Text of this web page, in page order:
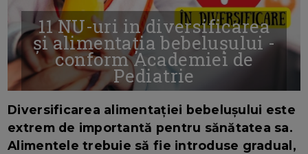
11 NU-uri in diversificarea
și alimentația bebelușului -
conform Academiei de
Pediatrie
Diversificarea alimentației bebelușului este
extrem de importantă pentru sănătatea sa.
Alimentele trebuie să fie introduse gradual,